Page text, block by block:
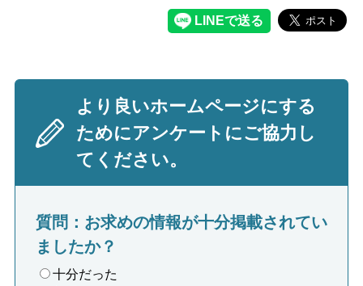
より良いホームページにする
ためにアンケートにご協力し
てください。
質問：お求めの情報が十分掲載されてい
ましたか？
十分だった